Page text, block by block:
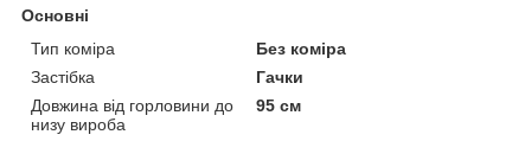
Основні
Тип коміра
Без коміра
Застібка
Гачки
Довжина від горловини до
низу вироба
95 см